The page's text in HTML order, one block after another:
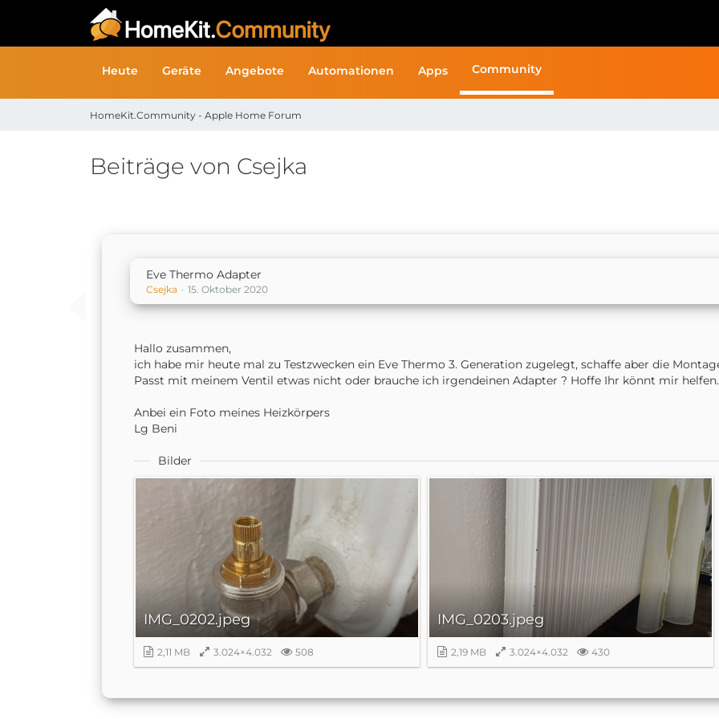
Heute Geräte Angebote Automationen Apps Community
HomeKit.Community - Apple Home Forum
Beiträge von Csejka
Eve Thermo Adapter
Csejka 15. Oktober 2020
Hallo zusammen,
ich habe mir heute mal zu Testzwecken ein Eve Thermo 3. Generation zugelegt, schaffe aber die
Passt mit meinem Ventil etwas nicht oder brauche ich irgendeinen Adapter ? Hoffe Ihr könnt mir helfen.
Anbei ein Foto meines Heizkörpers
Lg Beni
Bilder
IMG_0202.jpeg
2,11 MB 3.024×4.032 508
IMG_0203.jpeg
2,19 MB 3.024×4.032 430